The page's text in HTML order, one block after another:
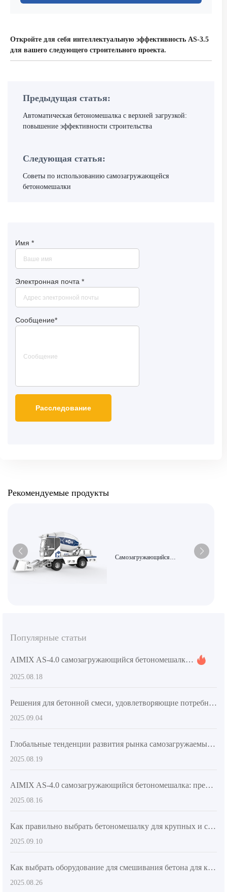
Откройте для себя интеллектуальную эффективность AS-3.5
для вашего следующего строительного проекта.
Предыдущая статья:
Автоматическая бетономешалка с верхней загрузкой:
повышение эффективности строительства
Следующая статья:
Советы по использованию самозагружающейся
бетономешалки
Имя *
Электронная почта *
Сообщение*
Рекомендуемые продукты
Самозагружающийся
Популярные статьи
AIMIX AS-4.0 самозагружающийся бетономешалка: эффективная разгрузка на стройплощадках среднего масштаба и дорогах
2025.08.18
Решения для бетонной смеси, удовлетворяющие потребностям в высокой производительности: рекомендации по оборудованию для крупных и средних проектов
2025.09.04
Глобальные тенденции развития рынка самозагружаемых бетономешалочных машин и анализ технических стандартов AIMIX
2025.08.19
AIMIX AS-4.0 самозагружающийся бетономешалка: преимущества передней кабины и шарнирной рамы
2025.08.16
Как правильно выбрать бетономешалку для крупных и средних строительных проектов: полное техническое руководство
2025.09.10
Как выбрать оборудование для смешивания бетона для крупных и средних строительных проектов? Ключевые факторы и руководство по выбору
2025.08.26